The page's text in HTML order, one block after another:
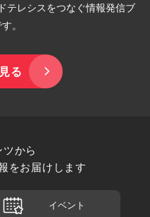
テレシスをつなぐ情報発信ブ
。
る
から
をお届けします
イベント